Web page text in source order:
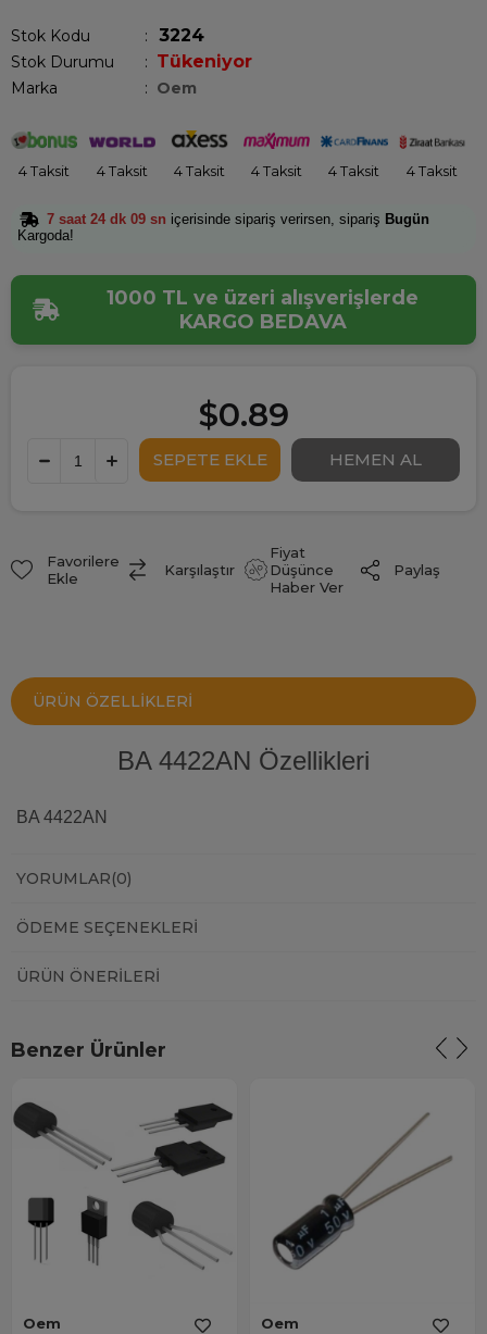
Stok Kodu 3224
Stok Durumu : Tükeniyor
Marka : Oem
4 Taksit 4 Taksit 4 Taksit 4 Taksit 4 Taksit 4 Taksit
7 saat 24 dk 09 sn içerisinde sipariş verirsen, sipariş Bugün
Kargoda!
1000 TL ve üzeri alışverişlerde
KARGO BEDAVA
$0.89
Favorilere
Ekle
Karşılaştır
Fiyat
Düşünce
Haber Ver
Paylaş
ÜRÜN ÖZELLIKLERI
BA 4422AN Özellikleri
BA 4422AN
YORUMLAR(0)
ÖDEME SEÇENEKLERI
ÜRÜN ÖNERILERI
Benzer Ürünler
Oem Oem